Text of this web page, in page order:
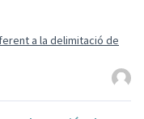
a la delimitació de